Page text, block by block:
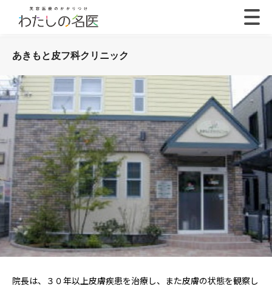
あきもと皮フ科クリニック
院長は、３０年以上皮膚疾患を治療し、また皮膚の状態を観察し